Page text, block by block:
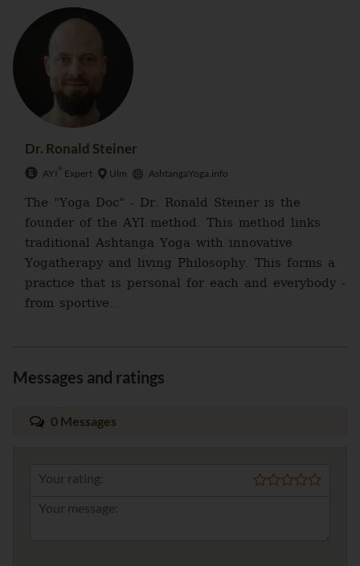
Dr. Ronald Steiner
AYI Expert Ulm AshtangaYoga.info
The "Yoga Doc" - Dr. Ronald Steiner is the
founder of the AYI method. This method links
traditional Ashtanga Yoga with innovative
Yogatherapy and living Philosophy. This forms a
practice that is personal for each and everybody -
from sportive...
Messages and ratings
0 Messages
Your rating: